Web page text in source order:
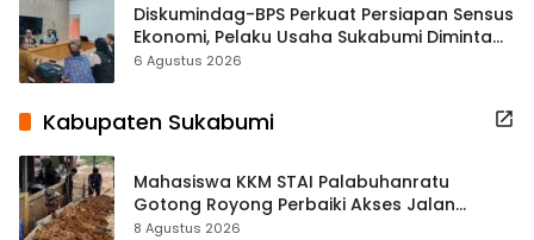
Diskumindag-BPS Perkuat Persiapan Sensus
Ekonomi, Pelaku Usaha Sukabumi Diminta
Terbuka Beri Data
6 Agustus 2026
Kabupaten Sukabumi
Mahasiswa KKM STAI Palabuhanratu
Gotong Royong Perbaiki Akses Jalan
Majelis Ta’lim di Sagaranten
8 Agustus 2026